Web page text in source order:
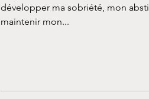
développer ma sobriété, mon
maintenir mon...